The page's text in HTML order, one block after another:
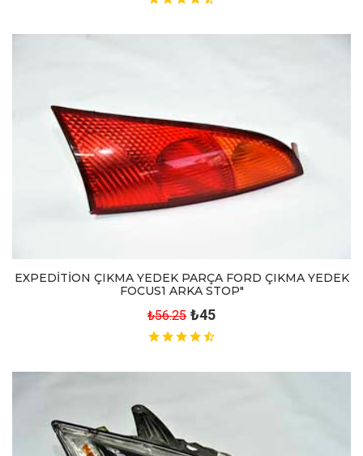
EXPEDİTİON ÇIKMA YEDEK PARÇA FORD ÇIKMA YEDEK
FOCUS1 ARKA STOP"
₺56.25 ₺45